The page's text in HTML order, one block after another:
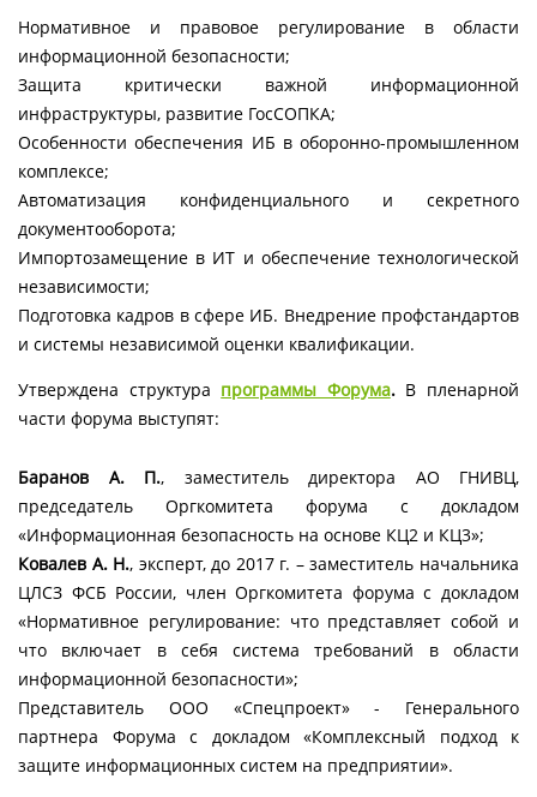
Нормативное и правовое регулирование в области
информационной безопасности;
Защита критически важной информационной
инфраструктуры, развитие ГосСОПКА;
Особенности обеспечения ИБ в оборонно-промышленном
комплексе;
Автоматизация конфиденциального и секретного
документооборота;
Импортозамещение в ИТ и обеспечение технологической
независимости;
Подготовка кадров в сфере ИБ. Внедрение профстандартов
и системы независимой оценки квалификации.
Утверждена структура программы Форума. В пленарной
части форума выступят:
Баранов А. П., заместитель директора АО ГНИВЦ,
председатель Оргкомитета форума с докладом
«Информационная безопасность на основе КЦ2 и КЦ3»;
Ковалев А. Н., эксперт, до 2017 г. – заместитель начальника
ЦЛСЗ ФСБ России, член Оргкомитета форума с докладом
«Нормативное регулирование: что представляет собой и
что включает в себя система требований в области
информационной безопасности»;
Представитель OOO «Спецпроект» - Генерального
партнера Форума с докладом «Комплексный подход к
защите информационных систем на предприятии».